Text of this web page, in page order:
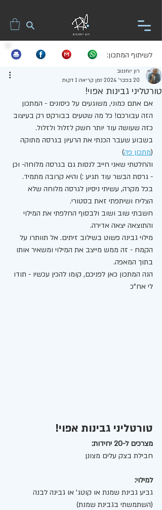
לשיתוף המתכון:
טורטליני גבינות אפוי!
רון יוחננוב
20 בפבר׳ 2024
זמן קריאה 1 דקות
אם אתם כמוני, משוגעים על כיסונים - המתכון
הזה עבורכם! כל מה שטעים בבורקס רק בעיצוב
כזה שעושה עוד יותר חשק לזלול ולזלול.
בשבוע שעבר הכנתי את הרעיון בגרסה מתוקה
(מתכון פה)
והחלטתי שאני חייב לנסות גם בגרסה מלוחה- וכן
- גרסת הבשר עוד תגיע :) והיא קרובה מתמיד.
בכל מקרה, עשיתי ניסיון לגרסה מלוחה שלא
הצליח ושיתפתי זאת בסטורי.
חשבתי שוב ושוב ולבסוף החלפתי את המילוי
והתוצאה יצאה אדירה.
מילוי גבינה פשוט בשילוב זיתים. אל תוותרו על
הקמח - זה ממש מייצב את המילוי ומשאיר אותו
בתוך המאפה.
הנה המתכון כאן לפניכם, קומו להכין עכשיו - תודו
לי אח"כ
טורטליני גבינות אפוי!
מצרכים ל-20 יחידות:
חבילת בצק עלים מצונן
למילוי:
גביע גבינת שמנת או קוטג' או גבינה לבנה
(השתמשתי בגבינת שמנת)